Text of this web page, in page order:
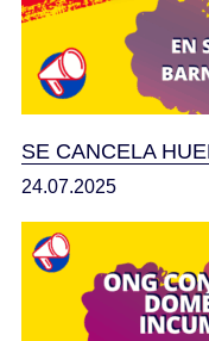
SE CANCELA
24.07.2025